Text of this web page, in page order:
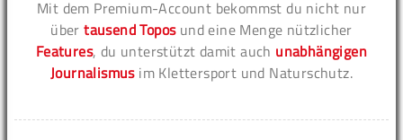
Mit dem Premium-Account bekommst du nicht nur
übertausend Toposund eine Menge nützlicher
Features, du unterstützt damit auch unabhängigen
Journalismusim Klettersport und Naturschutz.